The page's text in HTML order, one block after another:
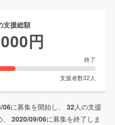
支援総額
円
終了
支援者数32 人
06に募集を開始し、 32人の支援
2020/09/06に募集を終了しま